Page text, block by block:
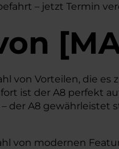
– jetzt Termin
[
von Vorteilen, die
ist der A8 perfekt
der A8
von modernen